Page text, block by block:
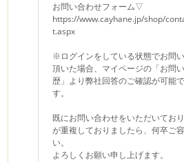
お問い合わせフォーム▽
https://www.cayhane.jp/shop/
t.aspx
※ログインをしている状態でお問
頂いた場合、マイページの「お問
歴」より弊社回答のご確認が可能
す。
既にお問い合わせをいただいてお
が重複しておりましたら、何卒ご
い。
よろしくお願い申し上げます。